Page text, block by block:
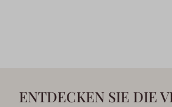
ENTDECKEN SIE DIE